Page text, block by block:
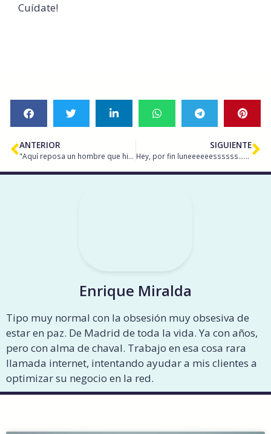
Cuídate!
ANTERIOR
"Aquí reposa un hombre que hizo fortuna por haber tenido la habilidad de rodearse de hombres más inteligentes que él." Andrew Carnegie
SIGUIENTE
Hey, por fin luneeeeeessssss……!!!!!
Enrique Miralda
Tipo muy normal con la obsesión muy obsesiva de
estar en paz. De Madrid de toda la vida. Ya con años,
pero con alma de chaval. Trabajo en esa cosa rara
llamada internet, intentando ayudar a mis clientes a
optimizar su negocio en la red.